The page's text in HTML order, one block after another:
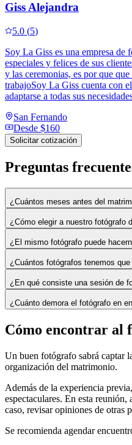
Giss Alejandra
5.0 (5)
Soy La Giss es una empresa de
especiales y felices de sus
y las ceremonias, es por que
trabajoSoy La Giss cuenta con
adaptarse a todas sus
San Fernando
Desde $160
Solicitar cotización
Preguntas
¿Cuántos meses antes del
¿Cómo elegir a nuestro fotógrafo
¿El mismo fotógrafo puede
¿Cuántos fotógrafos tenemos
¿En qué consiste una sesión de
¿Cuánto demora el fotógrafo en
Cómo encontrar al
Un buen fotógrafo sabrá captar
organización del matrimonio.
Además de la experiencia
espectaculares. En esta
caso, revisar opiniones de otras
Se recomienda agendar